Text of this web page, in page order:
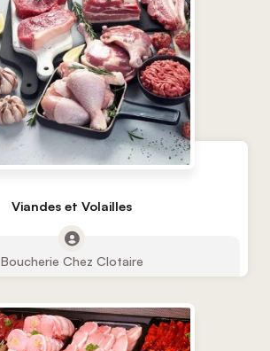
Viandes et Volailles
Boucherie Chez Clotaire